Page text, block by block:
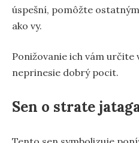
úspešní, pomôžte
ako vy.
Ponižovanie ich vám
neprinesie dobrý pocit.
Sen o strate